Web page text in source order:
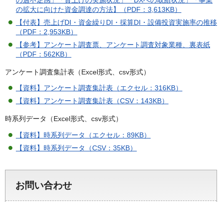
の拡大に向けた資金調達の方法】（PDF：3,613KB）
【付表】売上げDI・資金繰りDI・採算DI・設備投資実施率の推移
（PDF：2,953KB）
【参考】アンケート調査票、アンケート調査対象業種、裏表紙
（PDF：562KB）
アンケート調査集計表（Excel形式、csv形式）
【資料】アンケート調査集計表（エクセル：316KB）
【資料】アンケート調査集計表（CSV：143KB）
時系列データ（Excel形式、csv形式）
【資料】時系列データ（エクセル：89KB）
【資料】時系列データ（CSV：35KB）
お問い合わせ